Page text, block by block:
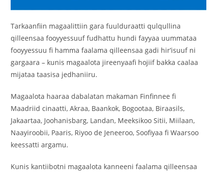
Tarkaanfiin magaalittiin gara fuulduraatti qulqullina
qilleensaa fooyyessuuf fudhattu hundi fayyaa uummataa
fooyyessuu fi hamma faalama qilleensaa gadi hir’isuuf ni
gargaara – kunis magaalota jireenyaafi hojiif bakka caalaa
mijataa taasisa jedhaniiru.
Magaalota haaraa dabalatan makaman Finfinnee fi
Maadriid cinaatti, Akraa, Baankok, Bogootaa, Biraasils,
Jakaartaa, Joohanisbarg, Landan, Meeksikoo Sitii, Miilaan,
Naayiroobii, Paaris, Riyoo de Jeneeroo, Soofiyaa fi Waarsoo
keessatti argamu.
Kunis kantiibotni magaalota kanneeni faalama qilleensaa